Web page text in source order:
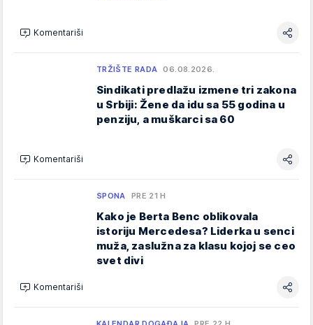
Komentariši
TRŽIŠTE RADA 06.08.2026.
Sindikati predlažu izmene tri zakona
u Srbiji: Žene da idu sa 55 godina u
penziju, a muškarci sa 60
Komentariši
SPONA PRE 21 H
Kako je Berta Benc oblikovala
istoriju Mercedesa? Liderka u senci
muža, zaslužna za klasu kojoj se ceo
svet divi
Komentariši